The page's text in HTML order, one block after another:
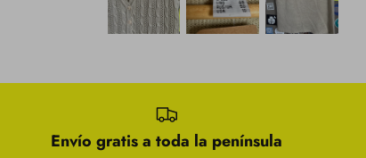
Envío gratis a toda la península